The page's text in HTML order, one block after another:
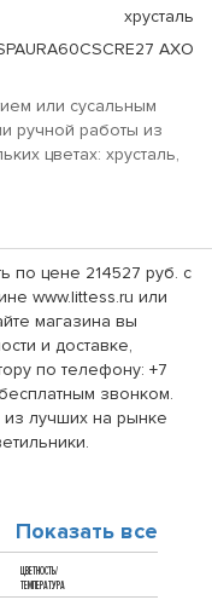
хрусталь
AXO
или сусальным
ручной работы из
цветах: хрусталь,
по цене 214527 руб. с
www.littess.ru или
магазина вы
и доставке,
по телефону: +7
звонком.
из лучших на рынке
Показать все
ЦВЕТНОСТЬ/
ТЕМПЕРАТУРА